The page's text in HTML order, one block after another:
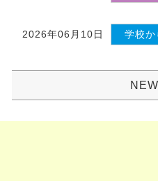
2026年06月10日 学校か